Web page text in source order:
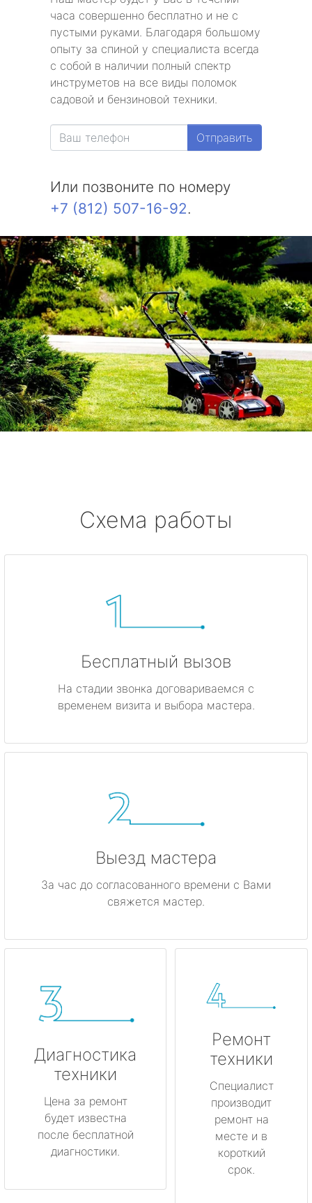
часа совершенно бесплатно и не с
пустыми руками. Благодаря большому
опыту за спиной у специалиста всегда
с собой в наличии полный спектр
инструметов на все виды поломок
садовой и бензиновой техники.
Отправить
Или позвоните по номеру
+7 (812) 507-16-92.
Схема работы
Бесплатный вызов
На стадии звонка договариваемся с
временем визита и выбора мастера.
Выезд мастера
За час до согласованного времени с Вами
свяжется мастер.
Диагностика
техники
Цена за ремонт
будет известна
после бесплатной
диагностики.
Ремонт
техники
Специалист
производит
ремонт на
месте и в
короткий
срок.